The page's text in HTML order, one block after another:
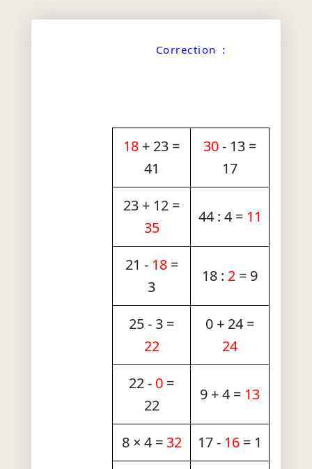
Correction :
18 + 23 =
41
30- 13 =
17
23 + 12 =
35
44 : 4 = 11
21 - 18=
3
18 : 2 = 9
25 - 3 =
22
0 + 24 =
24
22 - 0 =
22
9 + 4 = 13
8 × 4 =32 17 - 16 = 1